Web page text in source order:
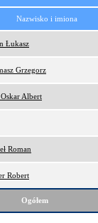
Nazwisko i imiona
Łukasz
Grzegorz
Albert
Roman
Robert
Ogółem